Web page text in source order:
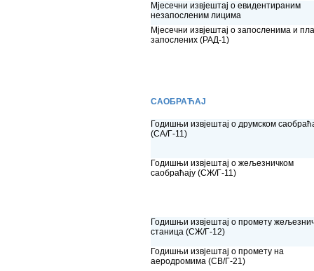
Мјесечни извјештај о евидентираним
незапосленим лицима
Мјесечни извјештај о запосленима и
запослених (РАД-1)
САОБРАЋАЈ
Годишњи извјештај о друмском
(СА/Г-11)
Годишњи извјештај о жељезничком
саобраћају (СЖ/Г-11)
Годишњи извјештај о промету
станица (СЖ/Г-12)
Годишњи извјештај о промету на
аеродромима (СВ/Г-21)